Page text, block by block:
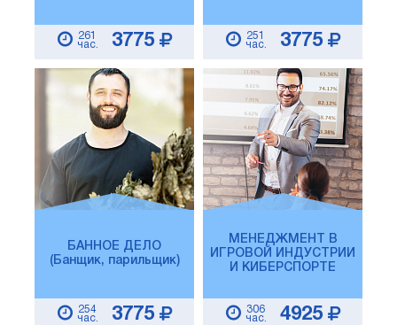
261
час.
3775
251
час.
3775
БАННОЕ ДЕЛО
(Банщик, парильщик)
254
час.
3775
МЕНЕДЖМЕНТ В
ИГРОВОЙ ИНДУСТРИИ
И КИБЕРСПОРТЕ
306
час.
4925